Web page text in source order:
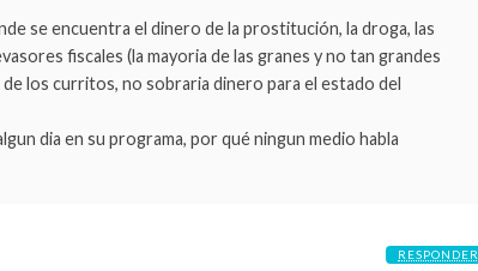
se encuentra el dinero de la prostitución, la droga, las
fiscales (la mayoria de las granes y no tan grandes
los curritos, no sobraria dinero para el estado del
dia en su programa, por qué ningun medio habla
RESPONDER